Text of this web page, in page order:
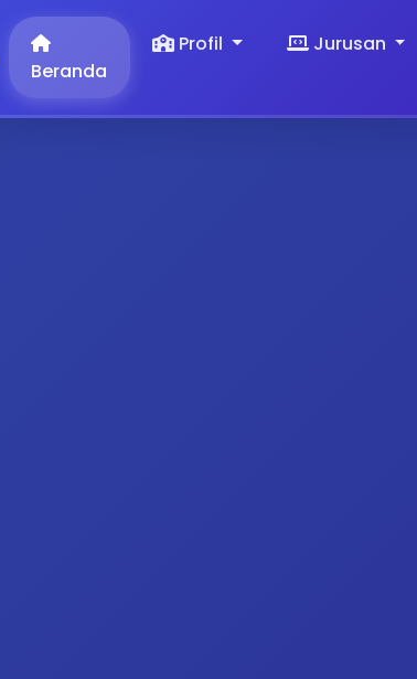
Beranda
Profil
Jurusan